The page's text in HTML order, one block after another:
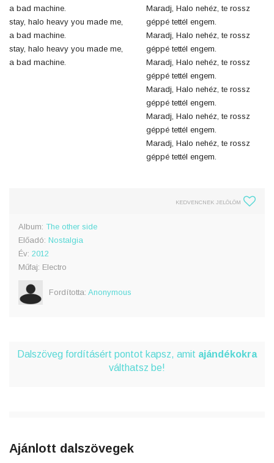
a bad machine.
stay, halo heavy you made me,
a bad machine.
stay, halo heavy you made me,
a bad machine.
Maradj, Halo nehéz, te rossz
géppé tettél engem.
Maradj, Halo nehéz, te rossz
géppé tettél engem.
Maradj, Halo nehéz, te rossz
géppé tettél engem.
Maradj, Halo nehéz, te rossz
géppé tettél engem.
Maradj, Halo nehéz, te rossz
géppé tettél engem.
Maradj, Halo nehéz, te rossz
géppé tettél engem.
KEDVENCNEK JELÖLÖM
Album: The other side
Előadó: Nostalgia
Év: 2012
Műfaj: Electro
Fordította: Anonymous
Dalszöveg fordításért pontot kapsz, amit ajándékokra
válthatsz be!
Ajánlott dalszövegek